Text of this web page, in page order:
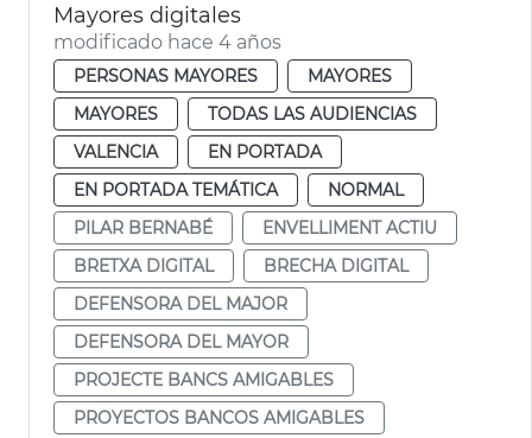
Mayores digitales
modificado hace 4 años
PERSONAS MAYORES
MAYORES
MAYORES
TODAS LAS AUDIENCIAS
VALENCIA
EN PORTADA
EN PORTADA TEMÁTICA
NORMAL
PILAR BERNABÉ
ENVELLIMENT ACTIU
BRETXA DIGITAL
BRECHA DIGITAL
DEFENSORA DEL MAJOR
DEFENSORA DEL MAYOR
PROJECTE BANCS AMIGABLES
PROYECTOS BANCOS AMIGABLES